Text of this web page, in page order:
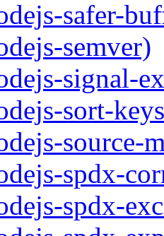
safer-
semver)
signal-
sort-
source-
spdx-
spdx-